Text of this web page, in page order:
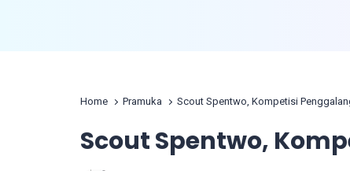
Home Pramuka Scout Spentwo, Kompetisi
Scout Spentwo,